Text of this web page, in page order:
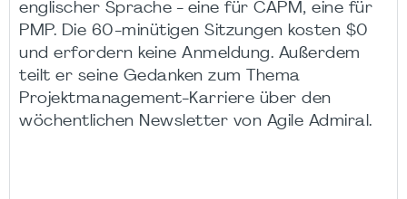
englischer Sprache - eine für CAPM, eine für
PMP. Die 60-minütigen Sitzungen kosten $0
und erfordern keine Anmeldung. Außerdem
teilt er seine Gedanken zum Thema
Projektmanagement-Karriere über den
wöchentlichen Newsletter von Agile Admiral.